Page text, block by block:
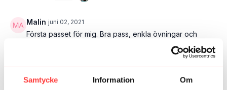
Samtycke Information Om
Malin juni 02, 2021
Första passet för mig. Bra pass, enkla övningar och
Helena L.